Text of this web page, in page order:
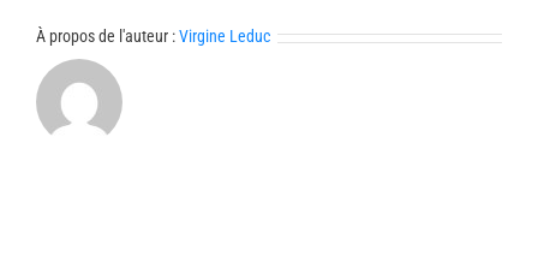
À propos de l'auteur :Virgine Leduc